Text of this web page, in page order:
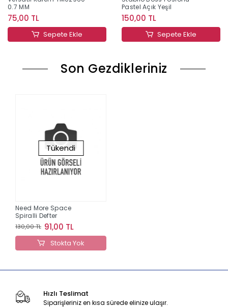
0.7 MM
75,00 TL
Sepete Ekle
Pastel Açık Yeşil
150,00 TL
Sepete Ekle
Son Gezdikleriniz
Tükendi
Need More Space
Spiralli Defter
130,00 TL 91,00 TL
Stokta Yok
Hızlı Teslimat
Siparişleriniz en kısa sürede elinize ulaşır.